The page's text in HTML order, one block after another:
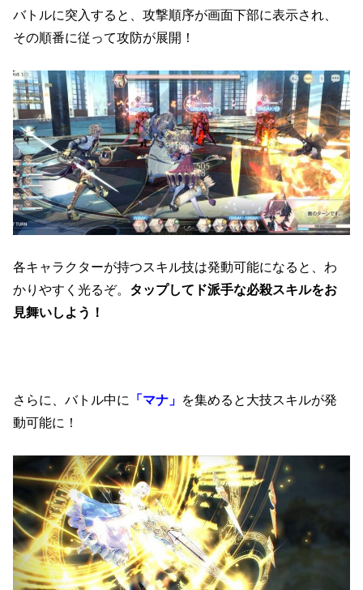
バトルに突入すると、攻撃順序が画面下部に表示され、
その順番に従って攻防が展開！
各キャラクターが持つスキル技は発動可能になると、わ
かりやすく光るぞ。 タップしてド派手な必殺スキルをお
見舞いしよう！
さらに、バトル中に 「マナ」 を集めると大技スキルが発
動可能に！